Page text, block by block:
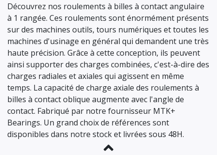
Découvrez nos roulements à billes à contact angulaire
à 1 rangée. Ces roulements sont énormément présents
sur des machines outils, tours numériques et toutes les
machines d'usinage en général qui demandent une très
haute précision. Grâce à cette conception, ils peuvent
ainsi supporter des charges combinées, c'est-à-dire des
charges radiales et axiales qui agissent en même
temps. La capacité de charge axiale des roulements à
billes à contact oblique augmente avec l'angle de
contact. Fabriqué par notre fournisseur MTK+
Bearings. Un grand choix de références sont
disponibles dans notre stock et livrées sous 48H.